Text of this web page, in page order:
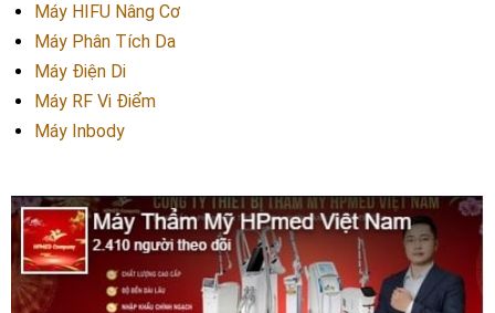
Máy HIFU Nâng Cơ
Máy Phân Tích Da
Máy Điện Di
Máy RF Vi Điểm
Máy Inbody